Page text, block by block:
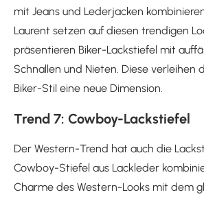
mit Jeans und Lederjacken
Laurent setzen auf diesen trendigen
präsentieren Biker-Lackstiefel mit
Schnallen und Nieten. Diese verleihen
Biker-Stil eine neue Dimension.
Trend 7: Cowboy-Lackstiefel
Der Western-Trend hat auch die
Cowboy-Stiefel aus Lackleder
Charme des Western-Looks mit dem